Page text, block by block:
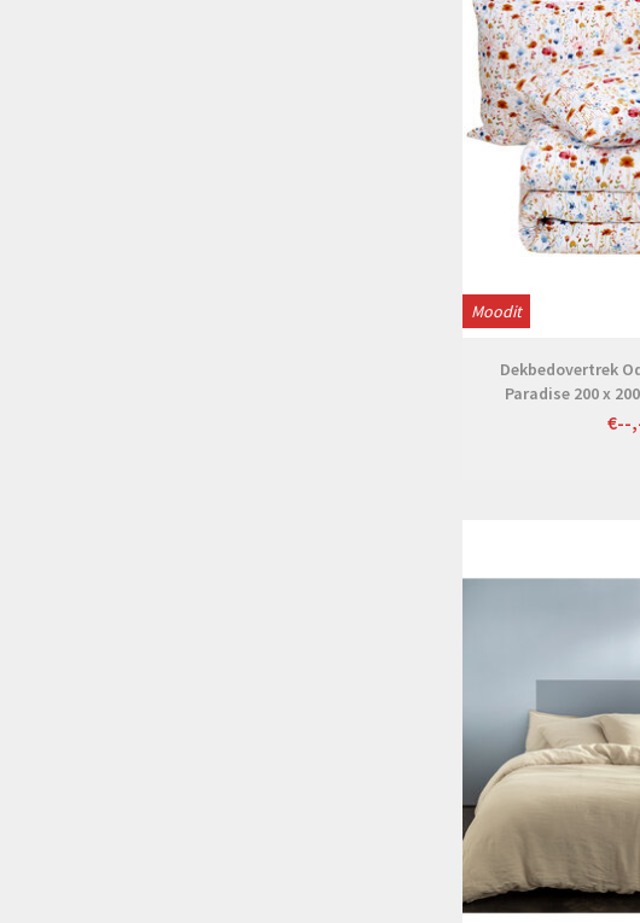
Moodit
Dekbedovertrek
Paradise 200 x
€--